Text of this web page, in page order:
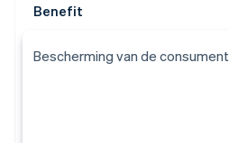
Benefit
Bescherming van de consument